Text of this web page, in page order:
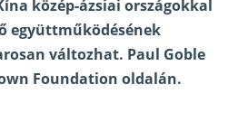
közép-ázsiai országokkal
együttműködésének
változhat. Paul Goble
Foundation oldalán.